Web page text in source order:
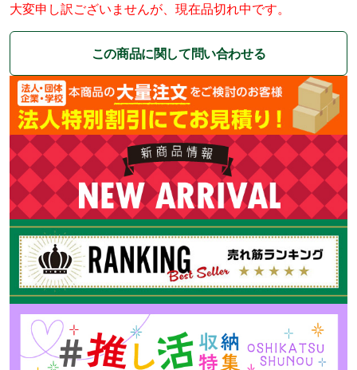
大変申し訳ございませんが、現在品切れ中です。
この商品に関して問い合わせる